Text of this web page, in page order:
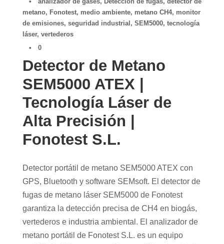
metano, Fonotest, medio ambiente, metano CH4, monitor
de emisiones, seguridad industrial , SEM5000, tecnología
láser, vertederos
•
0
Detector de Metano
SEM5000 ATEX |
Tecnología Láser de
Alta Precisión |
Fonotest S.L.
Detector portátil de metano SEM5000 ATEX con
GPS, Bluetooth y software SEMsoft. El detector de
fugas de metano láser SEM5000 de Fonotest
garantiza la detección precisa de CH4 en biogás,
vertederos e industria ambiental. El analizador de
metano portátil de Fonotest S.L. es un equipo